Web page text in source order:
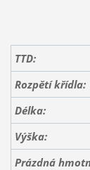
TTD:
Rozpětí křídla:
Délka:
Výška:
Prázdná